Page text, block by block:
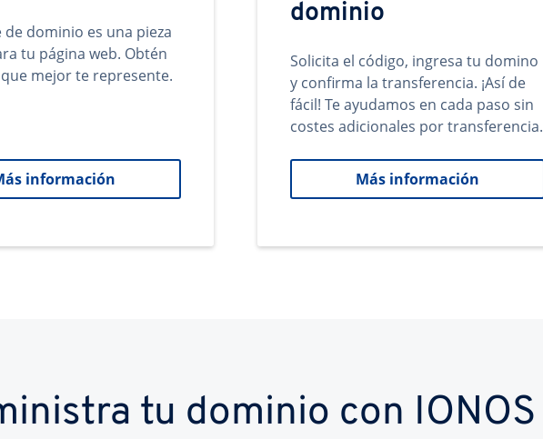
dominio es una pieza
tu página web. Obtén
mejor te represente.
información
dominio
Solicita el código, ingresa tu domino
y confirma la transferencia. ¡Así de
fácil! Te ayudamos en cada paso sin
costes adicionales por transferencia.
Más información
tu dominio con IONOS